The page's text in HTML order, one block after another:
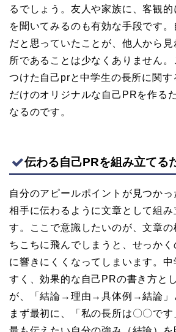
るでしょう。友人や家族に、客観
を聞いてみるのも有効な手段です
だと思っていたことが、他人から
所であることは少なくありません
つけた自己prと中学生の長所に関す
だけのオリジナルな自己PRを作る
なるのです。
伝わる自己PRを組み立てる
自分のアピールポイントが見つか
相手に伝わるように文章として組
す。ここで意識したいのが、文章
ちこちに飛んでしまうと、せっか
に響きにくくなってしまいます。
すく、効果的な自己PRの書き方と
が、「結論→理由→具体例→結論」
まず最初に、「私の長所は〇〇です